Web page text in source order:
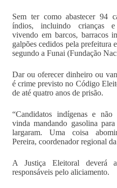
Sem ter como abastecer 94
índios, incluindo crianças e
vivendo em barcos, barracos
galpões cedidos pela prefeitura
segundo a Funai (Fundação
Dar ou oferecer dinheiro ou
é crime previsto no Código
de até quatro anos de prisão.
“Candidatos indígenas e não
vinda mandando gasolina
largaram. Uma coisa
Pereira, coordenador regional
A Justiça Eleitoral deverá
responsáveis pelo aliciamento.